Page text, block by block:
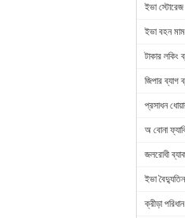
ইভা
ইভা বহন
টাকার লকিং
জিপার ব্যাগ
প্রসাধন
অ বোনা
জলরোধী
ইভা
ক্রীড়া পরিধান